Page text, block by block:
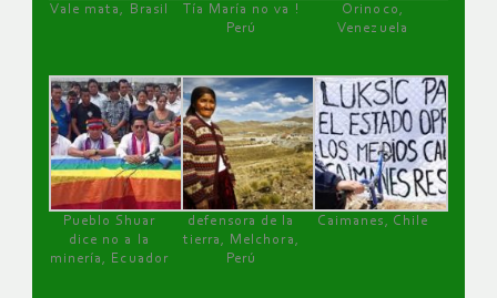
Vale mata, Brasil
Tía María no va !
Perú
Orinoco,
Venezuela
Pueblo Shuar
dice no a la
minería, Ecuador
defensora de la
tierra, Melchora,
Perú
Caimanes, Chile